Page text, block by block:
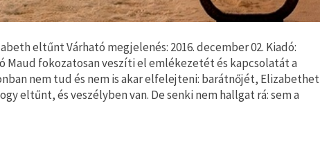
eltűnt Várható megjelenés: 2016. december 02. Kiadó:
Maud fokozatosan veszíti el emlékezetét és kapcsolatát a
nem tud és nem is akar elfelejteni: barátnőjét, Elizabethet
eltűnt, és veszélyben van. De senki nem hallgat rá: sem a